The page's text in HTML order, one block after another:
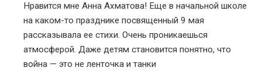
Нравится мне Анна Ахматова! Еще в начальной школе
на каком-то празднике посвященный 9 мая
рассказывала ее стихи. Очень проникаешься
атмосферой. Даже детям становится понятно, что
война — это не ленточка и танки